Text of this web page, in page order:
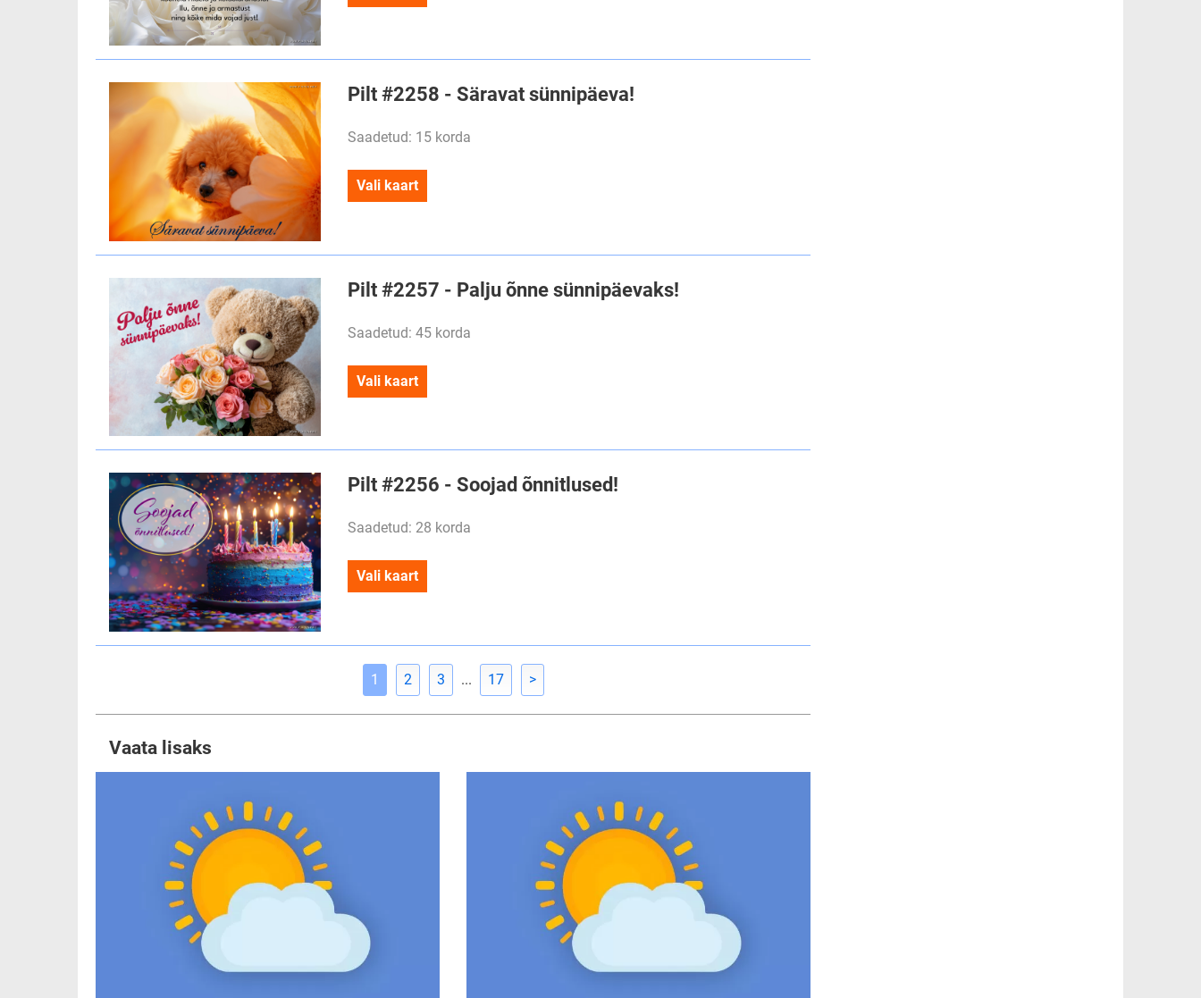
Pilt #2258 - Säravat sünnipäeva!
Saadetud: 15 korda
Vali kaart
Pilt #2257 - Palju õnne sünnipäevaks!
Saadetud: 45 korda
Vali kaart
Pilt #2256 - Soojad õnnitlused!
Saadetud: 28 korda
Vali kaart
1 2 3 ... 17 >
Vaata lisaks